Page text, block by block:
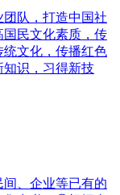
队，打造中国社
国民文化素质，传
文化，传播红色
识，习得新技
、企业等已有的